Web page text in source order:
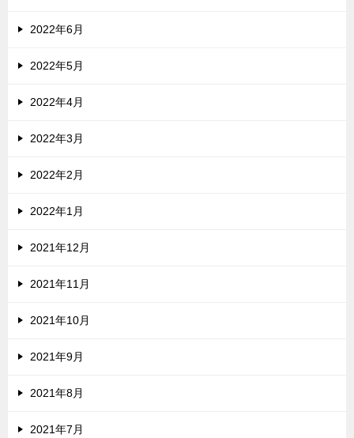
2022年6月
2022年5月
2022年4月
2022年3月
2022年2月
2022年1月
2021年12月
2021年11月
2021年10月
2021年9月
2021年8月
2021年7月